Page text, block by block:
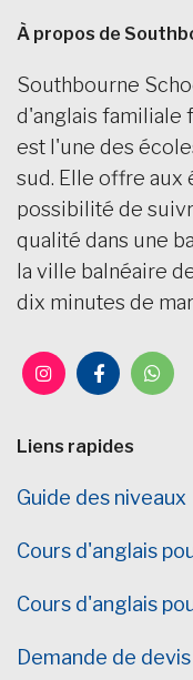
À propos de
Southbourne
d'anglais familiale
est l'une des
sud. Elle offre aux
possibilité de
qualité dans une
la ville balnéaire
dix minutes de
Liens rapides
Guide des niveaux
Cours d'anglais
Cours d'anglais
Demande de devis